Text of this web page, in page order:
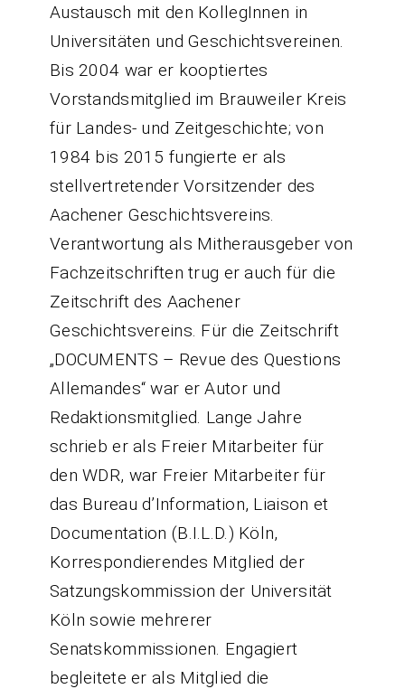
Austausch mit den KollegInnen in
Universitäten und Geschichtsvereinen.
Bis 2004 war er kooptiertes
Vorstandsmitglied im Brauweiler Kreis
für Landes- und Zeitgeschichte; von
1984 bis 2015 fungierte er als
stellvertretender Vorsitzender des
Aachener Geschichtsvereins.
Verantwortung als Mitherausgeber von
Fachzeitschriften trug er auch für die
Zeitschrift des Aachener
Geschichtsvereins. Für die Zeitschrift
„DOCUMENTS – Revue des Questions
Allemandes“ war er Autor und
Redaktionsmitglied. Lange Jahre
schrieb er als Freier Mitarbeiter für
den WDR, war Freier Mitarbeiter für
das Bureau d’Information, Liaison et
Documentation (B.I.L.D.) Köln,
Korrespondierendes Mitglied der
Satzungskommission der Universität
Köln sowie mehrerer
Senatskommissionen. Engagiert
begleitete er als Mitglied die